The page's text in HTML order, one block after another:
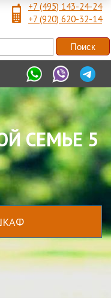
+7 (495) 143-24-24
+7 (920) 620-32-14
СЕМЬЕ 5